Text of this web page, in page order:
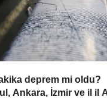
deprem mi oldu?
Ankara, İzmir ve il il